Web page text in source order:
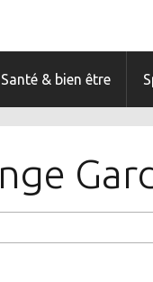
Santé & bien être